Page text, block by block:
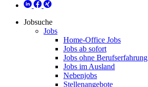
Jobsuche
Jobs
Home-Office Jobs
Jobs ab sofort
Jobs ohne Berufserfahrung
Jobs im Ausland
Nebenjobs
Stellenangebote